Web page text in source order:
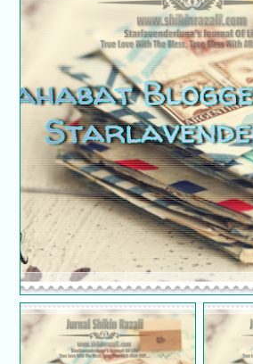
Sahabat blogger pilihan
Bebelan Cik Min